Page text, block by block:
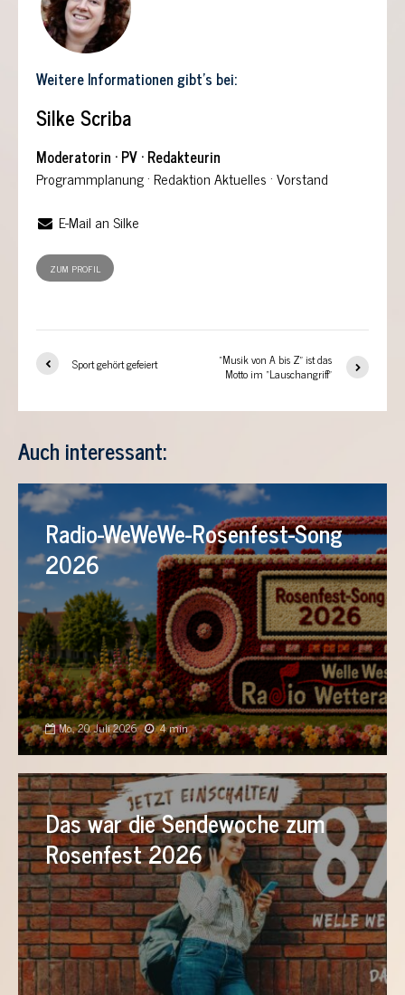
Weitere Informationen gibt's bei:
Silke Scriba
Moderatorin · PV · Redakteurin
Programmplanung·Redaktion Aktuelles ·Vorstand
E-Mail an Silke
ZUM PROFIL
Sport gehört gefeiert
“Musik von A bis Z” ist das
Motto im “Lauschangriff”
Auch interessant:
Radio-WeWeWe-Rosenfest-Song
2026
Mo., 20. Juli 2026 4 min
Das war die Sendewoche zum
Rosenfest 2026